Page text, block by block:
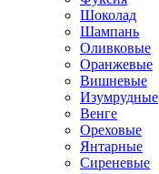
Шоколад
Шампань
Оливковые
Оранжевые
Вишневые
Изумрудные
Венге
Ореховые
Янтарные
Сиреневые